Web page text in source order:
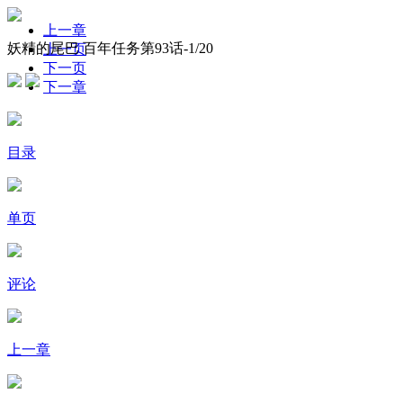
妖精的尾巴 百年任务第93话-1/20
上一章
上一页
下一页
下一章
目录
单页
评论
上一章